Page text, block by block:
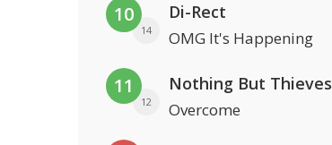
10
14
Di-Rect
OMG It's Happening
11
12
Nothing But Thieves
Overcome